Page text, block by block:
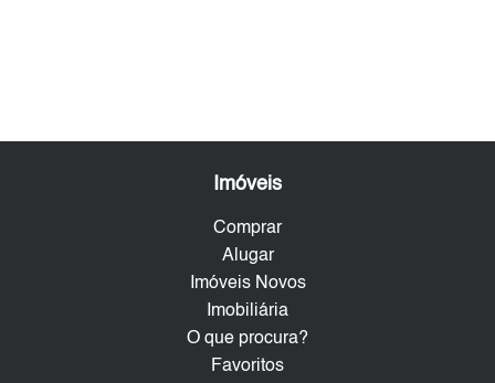
Imóveis
Comprar
Alugar
Imóveis Novos
Imobiliária
O que procura?
Favoritos